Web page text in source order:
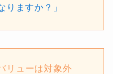
りますか？」
リューは対象外